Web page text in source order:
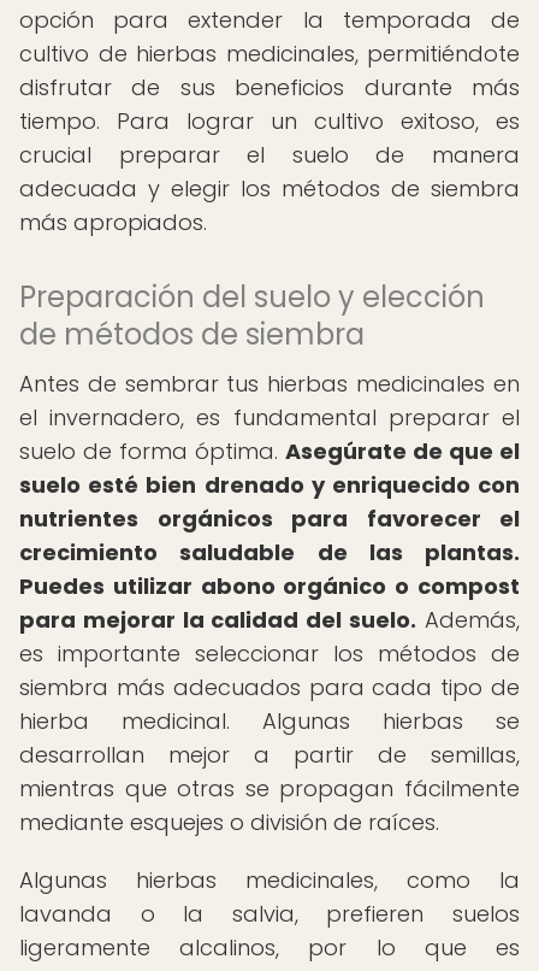
opción para extender la temporada de
cultivo de hierbas medicinales, permitiéndote
disfrutar de sus beneficios durante más
tiempo. Para lograr un cultivo exitoso, es
crucial preparar el suelo de manera
adecuada y elegir los métodos de siembra
más apropiados.
Preparación del suelo y elección
de métodos de siembra
Antes de sembrar tus hierbas medicinales en
el invernadero, es fundamental preparar el
suelo de forma óptima. Asegúrate de que el
suelo esté bien drenado y enriquecido con
nutrientes orgánicos para favorecer el
crecimiento saludable de las plantas.
Puedes utilizar abono orgánico o compost
para mejorar la calidad del suelo. Además,
es importante seleccionar los métodos de
siembra más adecuados para cada tipo de
hierba medicinal. Algunas hierbas se
desarrollan mejor a partir de semillas,
mientras que otras se propagan fácilmente
mediante esquejes o división de raíces.
Algunas hierbas medicinales, como la
lavanda o la salvia, prefieren suelos
ligeramente alcalinos, por lo que es